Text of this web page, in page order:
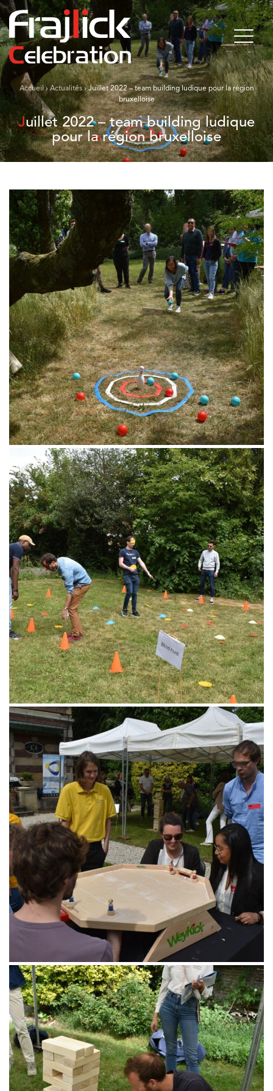
Accueil›Actualités›Juillet 2022 – team building ludique pour la région
bruxelloise
Juillet 2022 – team building ludique
pour la région bruxelloise